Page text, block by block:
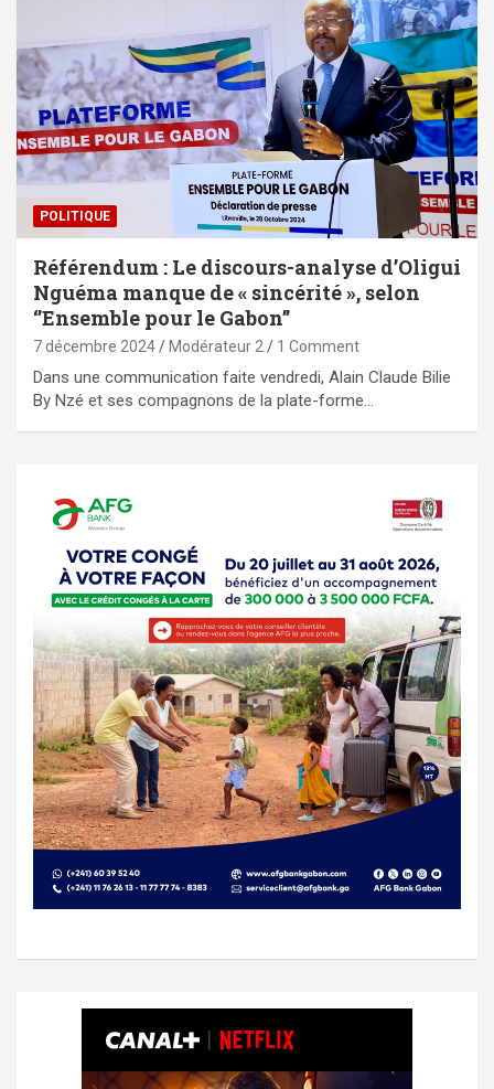
POLITIQUE
Référendum : Le discours-analyse d’Oligui
Nguéma manque de « sincérité », selon
‘’Ensemble pour le Gabon’’
7 décembre 2024 Modérateur 2 1 Comment
Dans une communication faite vendredi, Alain Claude Bilie
By Nzé et ses compagnons de la plate-forme…